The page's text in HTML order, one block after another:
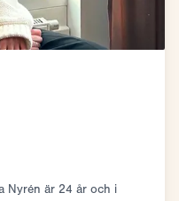
Nyrén är 24 år och i